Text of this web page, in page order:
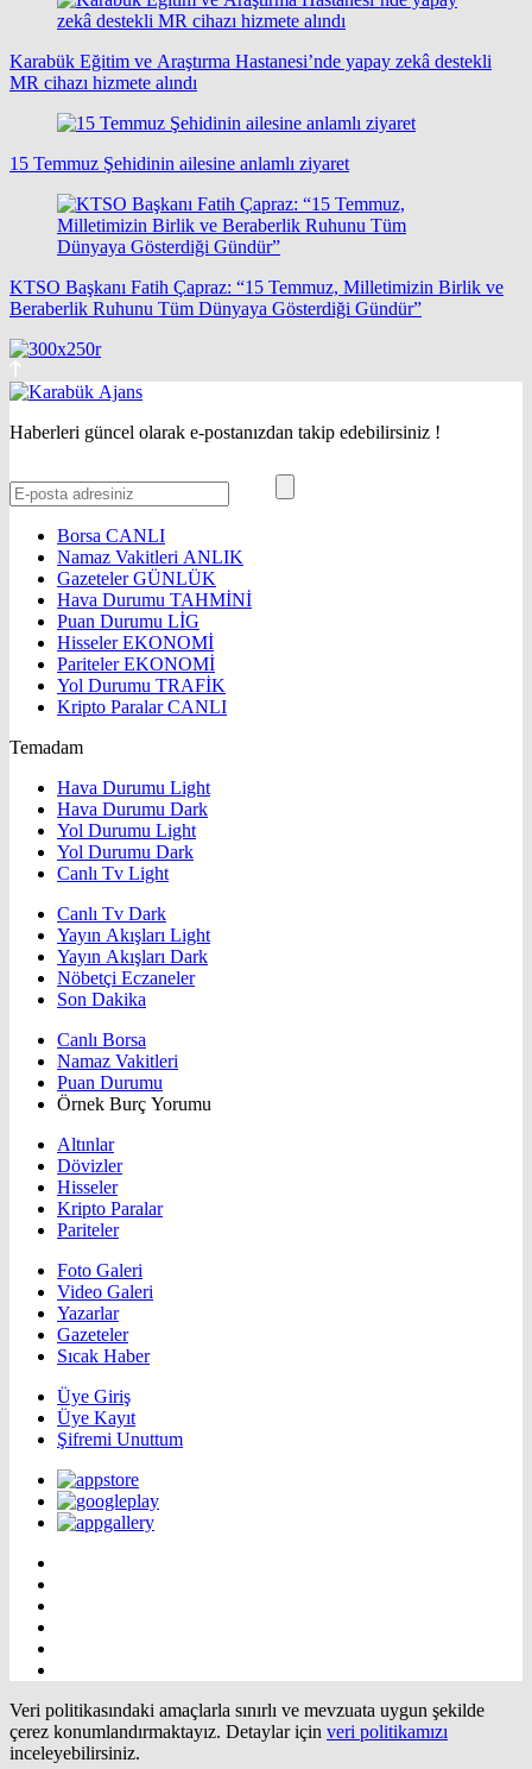
Karabük Eğitim ve Araştırma Hastanesi’nde yapay zekâ destekli
MR cihazı hizmete alındı
15 Temmuz Şehidinin ailesine anlamlı ziyaret
KTSO Başkanı Fatih Çapraz: “15 Temmuz, Milletimizin Birlik ve
Beraberlik Ruhunu Tüm Dünyaya Gösterdiği Gündür”
Haberleri güncel olarak e-postanızdan takip edebilirsiniz !
Borsa CANLI
Namaz Vakitleri ANLIK
GazetelerGÜNLÜK
Hava Durumu TAHMİNİ
Puan Durumu LİG
HisselerEKONOMİ
ParitelerEKONOMİ
Yol Durumu TRAFİK
Kripto ParalarCANLI
Temadam
Hava Durumu Light
Hava Durumu Dark
Yol Durumu Light
Yol Durumu Dark
Canlı Tv Light
Canlı Tv Dark
Yayın Akışları Light
Yayın Akışları Dark
Nöbetçi Eczaneler
Son Dakika
Canlı Borsa
Namaz Vakitleri
Puan Durumu
Örnek Burç Yorumu
Altınlar
Dövizler
Hisseler
Kripto Paralar
Pariteler
Foto Galeri
Video Galeri
Yazarlar
Gazeteler
Sıcak Haber
Üye Giriş
Üye Kayıt
Şifremi Unuttum
Veri politikasındaki amaçlarla sınırlı ve mevzuata uygun şekilde
çerez konumlandırmaktayız. Detaylar için veri politikamızı
inceleyebilirsiniz.